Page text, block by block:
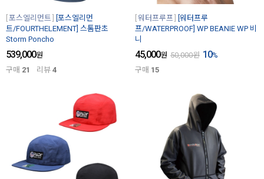
포스엘리먼트
[포스엘리먼
트/FOURTHELEMENT] 스톰판초
Storm Poncho
539,000원
구매 21 리뷰 4
워터프루프
[워터프루
프/WATERPROOF] WP BEANIE WP 비
니
45,000원 50,000원 10%
구매 15